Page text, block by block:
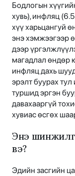
Бодлогын
хувь), инфляц
хүү харьцангуй
энэ хэмжээгээр
дээр
магадлал өндөр
инфляц дахь
эрэлт буурах
туршид эргэн
давахааргүй
хувиас өсгөх
Энэ
вэ?
Эдийн засгийн